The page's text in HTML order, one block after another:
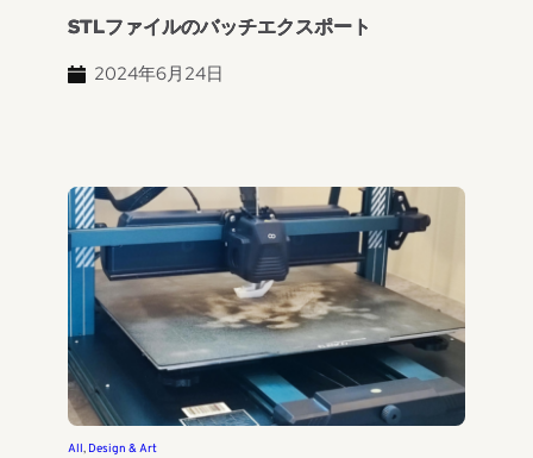
STLファイルのバッチエクスポート
2024年6月24日
All, Design & Art